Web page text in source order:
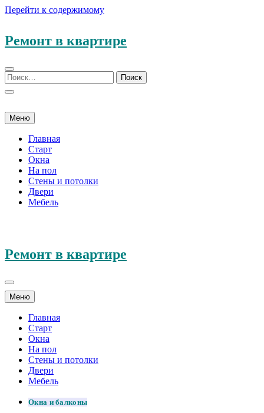
Перейти к содержимому
Ремонт в квартире
Меню
Главная
Старт
Окна
На пол
Стены и потолки
Двери
Мебель
Ремонт в квартире
Меню
Главная
Старт
Окна
На пол
Стены и потолки
Двери
Мебель
Окна и балконы